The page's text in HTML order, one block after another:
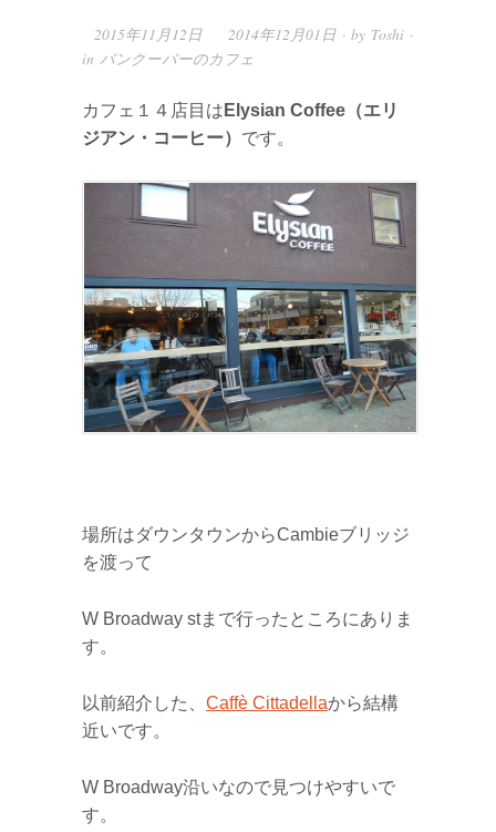
2015年11月12日 2014年12月01日 · by Toshi ·
in バンクーバーのカフェ
カフェ１４店目は Elysian Coffee（エリ
ジアン・コーヒー） です。
場所はダウンタウンからCambieブリッジ
を渡って
W Broadway stまで行ったところにありま
す。
以前紹介した、 Caffè Cittadellaから結構
近いです。
W Broadway沿いなので見つけやすいで
す。